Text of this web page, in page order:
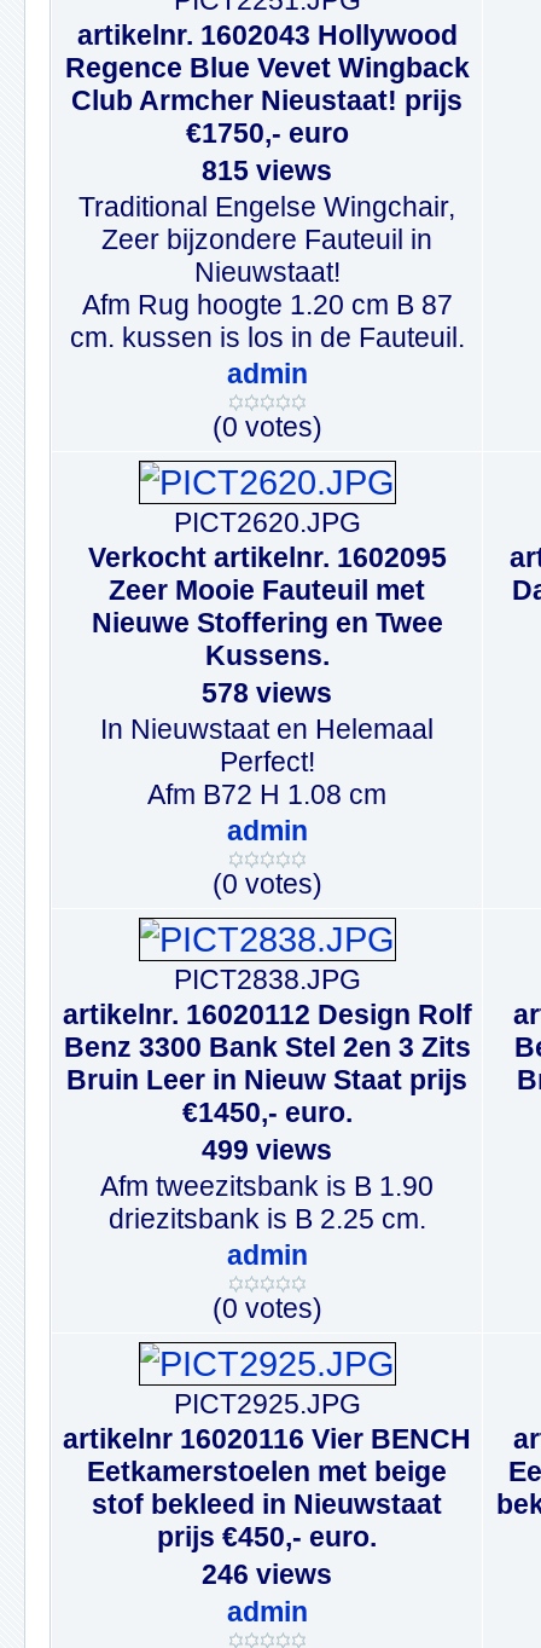
artikelnr. 1602043 Hollywood
Regence Blue Vevet Wingback
Club Armcher Nieustaat! prijs
€1750,- euro
815 views
Traditional Engelse Wingchair,
Zeer bijzondere Fauteuil in
Nieuwstaat!
Afm Rug hoogte 1.20 cm B 87
cm. kussen is los in de Fauteuil.
admin
(0 votes)
PICT2620.JPG
Verkocht artikelnr. 1602095
Zeer Mooie Fauteuil met
Nieuwe Stoffering en Twee
Kussens.
578 views
In Nieuwstaat en Helemaal
Perfect!
Afm B72 H 1.08 cm
admin
(0 votes)
PICT2838.JPG
artikelnr. 16020112 Design Rolf
Benz 3300 Bank Stel 2en 3 Zits
Bruin Leer in Nieuw Staat prijs
€1450,- euro.
499 views
Afm tweezitsbank is B 1.90
driezitsbank is B 2.25 cm.
admin
(0 votes)
PICT2925.JPG
artikelnr 16020116 Vier BENCH
Eetkamerstoelen met beige
stof bekleed in Nieuwstaat
prijs €450,- euro.
246 views
admin